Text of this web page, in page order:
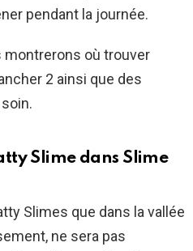
pendant la journée.
montrerons où trouver
2 ainsi que des
Slime dans Slime
Slimes que dans la vallée
ne sera pas